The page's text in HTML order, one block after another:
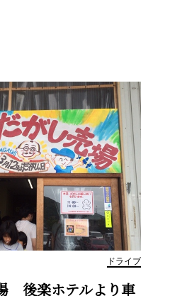
ドライブ
後楽ホテルより車